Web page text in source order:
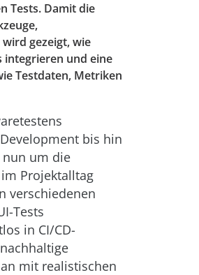
Tests. Damit die
gezeigt, wie
integrieren und eine
Testdaten, Metriken
bis hin
nun um die
Projektalltag
verschiedenen
Tests
in CI/CD-
mit realistischen